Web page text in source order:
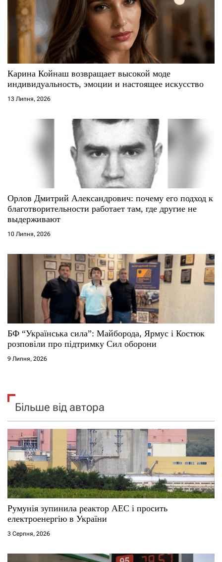
с
і
Карина Койнаш возвращает высокой моде
индивидуальность, эмоции и настоящее искусство
13 Липня, 2026
Орлов Дмитрий Александрович: почему его подход к
благотворительности работает там, где другие не
выдерживают
10 Липня, 2026
БФ “Українська сила”: Майборода, Ярмус і Костюк
розповіли про підтримку Сил оборони
9 Липня, 2026
Більше від автора
Румунія зупинила реактор АЕС і просить
електроенергію в України
3 Серпня, 2026